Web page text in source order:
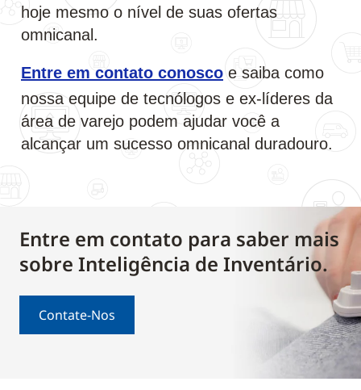
hoje mesmo o nível de suas ofertas
omnicanal.
Entre em contato conosco e saiba como
nossa equipe de tecnólogos e ex-líderes da
área de varejo podem ajudar você a
alcançar um sucesso omnicanal duradouro.
Entre em contato para saber mais
sobre Inteligência de Inventário.
Contate-Nos